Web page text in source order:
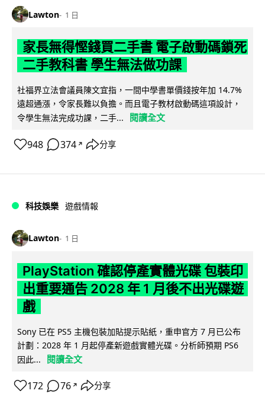
Lawton 1 日
家長無得慳錢買二手書 電子啟動碼鎖死
二手教科書 學生無法做功課
社福界立法會議員陳文宜指，一間中學書單價錢按年加 14.7%
遠超通漲，令家長難以負擔。而且電子教材啟動碼這項設計，
令學生無法完成功課，二手...
閱讀全文
948 374 ↗ 分享
科技娛樂 遊戲情報
Lawton 1 日
PlayStation 確認停產實體光碟 包裝印
出重要通告 2028 年 1 月後不出光碟遊
戲
Sony 已在 PS5 主機包裝加貼提示貼紙，重申官方 7 月已公布
計劃：2028 年 1 月起停產新遊戲實體光碟。分析師預期 PS6
因此...
閱讀全文
172 76 ↗ 分享